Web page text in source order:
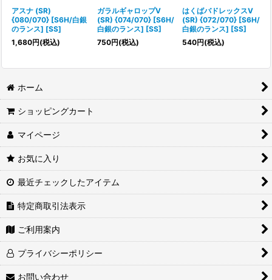
アスナ (SR)
{080/070} [S6H/白銀
のランス] [SS]
1,680円(税込)
ガラルギャロップV
(SR) {074/070} [S6H/
白銀のランス] [SS]
750円(税込)
はくばバドレックスV
(SR) {072/070} [S6H/
白銀のランス] [SS]
540円(税込)
ホーム
ショッピングカート
マイページ
お気に入り
最近チェックしたアイテム
特定商取引法表示
ご利用案内
プライバシーポリシー
お問い合わせ